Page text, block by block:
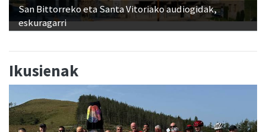
San Bittorreko eta Santa Vitoriako audiogidak,
eskuragarri
Ikusienak